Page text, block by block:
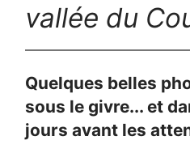
vallée du
Quelques belles
sous le givre... et
jours avant les